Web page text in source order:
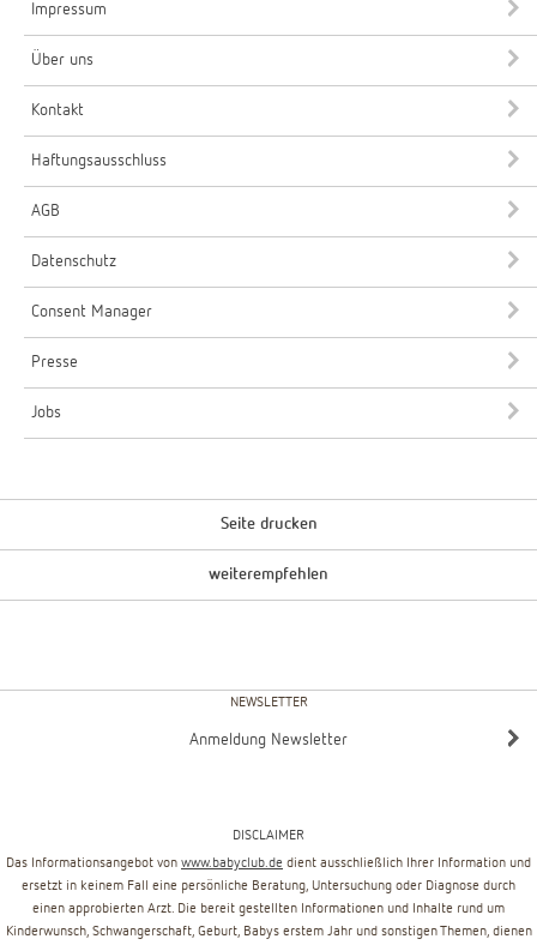
Impressum
Über uns
Kontakt
Haftungsausschluss
AGB
Datenschutz
Consent Manager
Presse
Jobs
Seite drucken
weiterempfehlen
NEWSLETTER
Anmeldung Newsletter
DISCLAIMER
Das Informationsangebot von www.babyclub.de dient ausschließlich Ihrer Information und
ersetzt in keinem Fall eine persönliche Beratung, Untersuchung oder Diagnose durch
einen approbierten Arzt. Die bereit gestellten Informationen und Inhalte rund um
Kinderwunsch, Schwangerschaft, Geburt, Babys erstem Jahr und sonstigen Themen, dienen